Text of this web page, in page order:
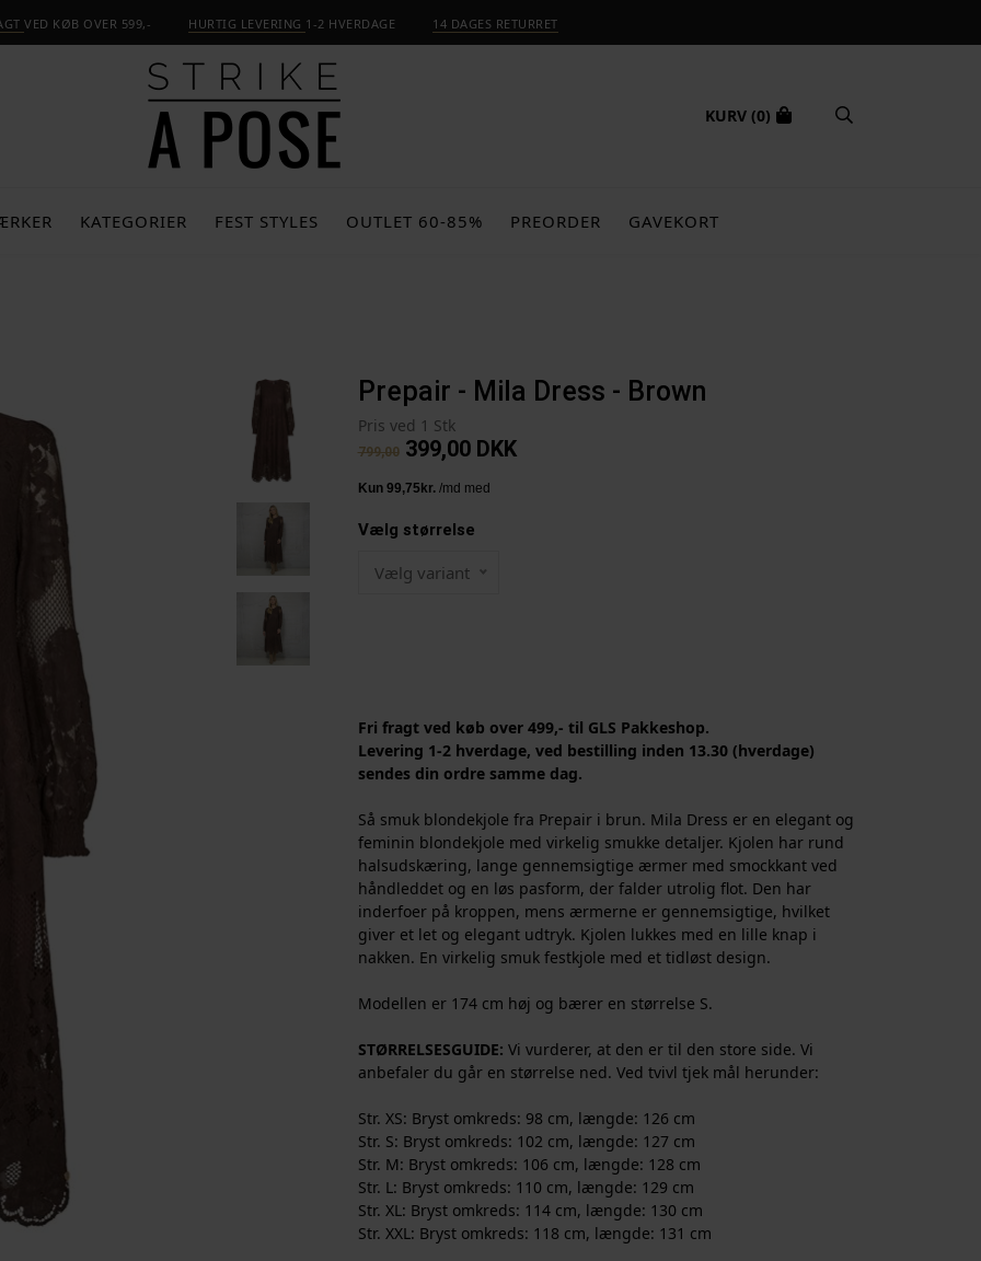
VED KØB OVER 599,- HURTIG LEVERING 1-2 HVERDAGE 14 DAGES RETURRET
KURV (0)
KATEGORIER FEST STYLES OUTLET 60-85% PREORDER GAVEKORT
Prepair - Mila Dress - Brown
Pris ved 1 Stk
799,00 399,00 DKK
Vælg størrelse
Vælg variant
Fri fragt ved køb over 499,- til GLS Pakkeshop.
Levering 1-2 hverdage, ved bestilling inden 13.30 (hverdage)
sendes din ordre samme dag.
Så smuk blondekjole fra Prepair i brun. Mila Dress er en elegant og
feminin blondekjole med virkelig smukke detaljer. Kjolen har rund
halsudskæring, lange gennemsigtige ærmer med smockkant ved
håndleddet og en løs pasform, der falder utrolig flot. Den har
inderfoer på kroppen, mens ærmerne er gennemsigtige, hvilket
giver et let og elegant udtryk. Kjolen lukkes med en lille knap i
nakken. En virkelig smuk festkjole med et tidløst design.
Modellen er 174 cm høj og bærer en størrelse S.
STØRRELSESGUIDE: Vi vurderer, at den er til den store side. Vi
anbefaler du går en størrelse ned. Ved tvivl tjek mål herunder:
Str. XS: Bryst omkreds: 98 cm, længde: 126 cm
Str. S: Bryst omkreds: 102 cm, længde: 127 cm
Str. M: Bryst omkreds: 106 cm, længde: 128 cm
Str. L: Bryst omkreds: 110 cm, længde: 129 cm
Str. XL: Bryst omkreds: 114 cm, længde: 130 cm
Str. XXL: Bryst omkreds: 118 cm, længde: 131 cm